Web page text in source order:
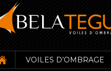
VOILES D’OMBRAGE